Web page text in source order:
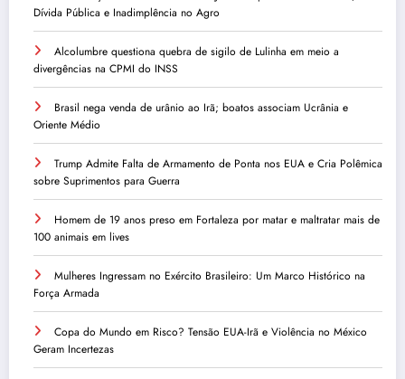
Dívida Pública e Inadimplência no Agro
Alcolumbre questiona quebra de sigilo de Lulinha em meio a
divergências na CPMI do INSS
Brasil nega venda de urânio ao Irã; boatos associam Ucrânia e
Oriente Médio
Trump Admite Falta de Armamento de Ponta nos EUA e Cria Polêmica
sobre Suprimentos para Guerra
Homem de 19 anos preso em Fortaleza por matar e maltratar mais de
100 animais em lives
Mulheres Ingressam no Exército Brasileiro: Um Marco Histórico na
Força Armada
Copa do Mundo em Risco? Tensão EUA-Irã e Violência no México
Geram Incertezas